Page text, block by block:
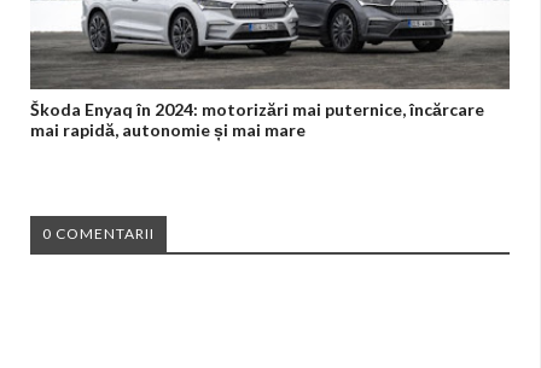
Škoda Enyaq în 2024: motorizări mai puternice, încărcare
mai rapidă, autonomie și mai mare
0 COMENTARII